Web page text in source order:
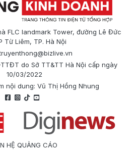
FLC landmark Tower, đường Lê Đức
Từ Liêm, TP. Hà Nội
do Sở TT&TT Hà Nội cấp ngày
10/03/2022
nội dung: Vũ Thị Hồng Nhung
HỆ QUẢNG CÁO